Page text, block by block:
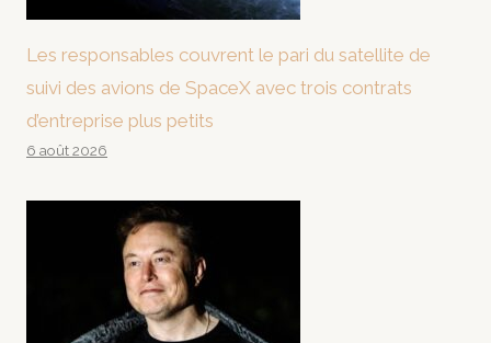
Les responsables couvrent le pari du satellite de
suivi des avions de SpaceX avec trois contrats
d’entreprise plus petits
6 août 2026